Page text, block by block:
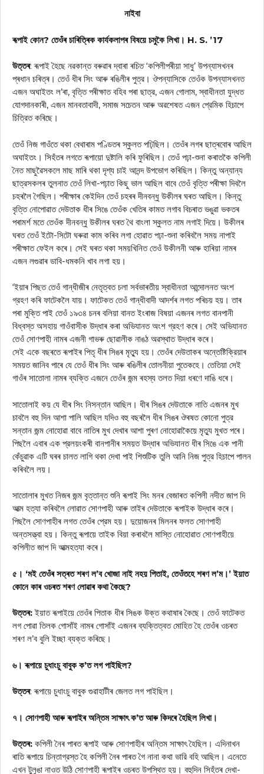
নাইবা
ৰূপাই কোন? তেওঁৰ চাৰিত্ৰিক কাৰ্যকলাপৰ বিষয়ে চমুকৈ লিখা। H. S. ’17
উত্তৰ: ৰূপাই হৈছে নৱকান্ত বৰুৱাৰ দ্বাৰা ৰচিত ‘কপিলীপৰীয়া সাধু’ উপন্যাসখনৰ
প্ৰধান চৰিত্ৰ। তেওঁ ধীৰ সিং আৰু ৰঙিলীৰ পুত্র। ঔপন্যাসিকে তেওঁক উপন্যাসখনত
এজন অঘাইতং ল’ৰা, বৃত্তি পৰীক্ষাত বহিব পৰা ছাত্র, এজন গোলাম, স্বাধীনতা যুদ্ধত
যোগদানকাৰী, এজন মানবতাবাদী, সমাজ সচেতন আৰু অৱশেষত এজন প্রেমিক হিচাপে
চিত্রিত কৰিছে।
তেওঁ নিজ গাওঁতে থকা বেথাৰাম পণ্ডিতৰ স্কুলত পঢ়িছিল। তেওঁৰ লগৰ ছাত্ৰবোৰ আছিল
অঘাইতং। সিহঁতৰ লগতে ৰূপায়ো দুষ্টালি কৰি ফুৰিছিল। তেওঁ পঢ়া-শুনা কৰাতকৈ কপিলী
নৈত মাছুৱৈসকলে মাছ মাৰি থকা দৃশ্য চাই আনন্দ উপভোগ কৰিছিল। কিন্তু অন্যান্য
ছাত্রসকলৰ তুলনাত তেওঁ লিখা-পঢ়াত কিছু ভাল আছিল বাবে তেওঁ বৃত্তি পৰীক্ষা দিবলৈ
চহৰলৈ গৈছিল। পৰীক্ষাৰ কেইদিন তেওঁ চহৰৰ দীনবন্ধু উকীলৰ ঘৰত আছিল। কিন্তু
বৃত্তি নোপোৱাত দেউতাক ধীৰ সিঙে তেওঁক খেতিৰ কামত লগাব বিচৰাত ভঙুৱা ভকতৰ
পৰামৰ্শ মতে তেওঁক দীনবন্ধু উকীলৰ ঘৰত থৈ বাংলা স্কুলত নাম লগাই দিয়ে। উকীলৰ
ঘৰত তেওঁ ইটো-সিটো ঘৰুৱা কাম কৰিব লগা হোৱাত পঢ়া-শুনা কৰিবলৈ সময় নাপাই
পৰীক্ষাত ফেইল কৰে। সেই ঘৰত থকা সময়খিনিত তেওঁ উকীলনী আৰু হাৰিয়া নামৰ
এজন লগুৱাৰ ডাবি-ধমকনি খাব লগা হয়।
‘ইয়াৰ পিছত তেওঁ গান্ধীজীৰ নেতৃত্বত চলা সৰ্বভাৰতীয় স্বাধীনতা আন্দোলনত অংশ
গ্রহণ কৰি ফাটেকলৈ যায়। ফাটেকত তেওঁ গান্ধীবাদী আদৰ্শৰ লগত পৰিচয় হয়। তাৰ
পৰা মুক্তি পাই তেওঁ ১৯৩৪ চনৰ বলিয়া বানত ইংৰাজ বিষয়া এজনৰ লগত বানপানী
বিধ্বস্ত অসহায় গাওঁবাসীক উদ্ধাৰ কৰা অভিযানত অংশ গ্রহণ কৰে। সেই অভিযানত
তেওঁ সোণপাহী নামৰ এজনী গাভৰু ছোৱালীক নাঙঠ অৱস্থাত উদ্ধাৰ কৰে।
সেই একে বছৰতে ৰূপাইৰ পিতৃ ধীৰ সিঙৰ মৃত্যু হয়। তেওঁৰ দেউতাকৰ অন্তেষ্টিক্রিয়াৰ
সময়ত জানিব পাৰে যে তেওঁ ধীৰ সিং আৰু ৰঙিলীৰ তোলনীয়া পুতেকহে। তেতিয়া সেই
গাওঁৰ সাতোলা নামৰ ব্যক্তি এজনে তেওঁৰ জন্ম ৰহস্য তলত দিয়া ধৰণে দাঙি ধৰে।
সাতোলাই কয় যে ধীৰ সিং নিসন্তান আছিল। ধীৰ সিঙৰ দেউতাকে নাতি এজনৰ মুখ
চাবলৈ বহু দিন আশা পালি আছিল যদিও বহু বছৰলৈ ধীৰ সিঙৰ ঔৰষত কোনো পুত্র
সন্তান জন্ম নোহোৱা বাবে নাতিৰ মুখ দেখাৰ আশা পুৰণ নোহোৱাকৈয়ে মৃত্যু মুখত পৰে।
পিছলৈ এবাৰ এক প্রলয়ংকৰী বানপানীৰ সময়ত উদ্ধাৰ অভিযানত ধীৰ সিঙে এক পানী
কেঁচুৱাক এটি ঘৰৰ চালত লাগি থকা দেখা পাই শিশুটিক তুলি আনি নিজ পুত্র হিচাপে পালন
কৰিবলৈ লয়।
সাতোলাৰ মুখত নিজৰ জন্ম বৃত্তান্ত শুনি ৰূপাই সিং মনৰ বেজাৰত কপিলী নদীত জাপ দি
আত্ম হত্যা কৰিবলৈ লোৱাত সোণপাহী আৰু তাইৰ দেউতাকে ৰূপাইক উদ্ধাৰ কৰে।
পিছলৈ সোণপাহীৰ লগত তেওঁৰ প্রেম হয়। দুয়োজনৰ মিলনৰ ফলত সোণপাহী
অন্তসত্ত্বা হয়। কিন্তু ৰূপায়ে তাইক বিয়া কৰাবলৈ মাস্তি নোহোৱাত সোণপাহীয়ে
কপিলীত জাপ দি আত্মহত্যা কৰে।
৫। ‘মই তেওঁৰ সত্ৰত শৰণ ল’ব খোজা নাই নহয় পিতাই, তেওঁতহে শৰণ ল’ম।’ ইয়াত
কোনে কাৰ ওচৰত শৰণ লোৱাৰ কথা কৈছে?
উত্তৰ:ইয়াত ৰূপাইয়ে তেওঁৰ পিতাক ধীৰ সিঙক উক্ত কথাষাৰ কৈছে। তেওঁ ফাটেকত
লগ পোৱা তিলক গোসাঁই নামৰ গোসাঁই এজনৰ ব্যক্তিত্বত মোহিত হৈ তেওঁৰ ওচৰত
শৰণ ল’ব বুলি ইচ্ছা ব্যক্ত কৰিছে।
৬। ৰূপায়ে চুধাংচু বাবুক ক’ত লগ পাইছিল?
উত্তৰ: ৰূপায়ে চুধাংচু বাবুক গুৱাহাটীৰ জেলত লগ পাইছিল।
৭। সোণপাহী আৰু ৰূপাইৰ অন্তিম সাক্ষাৎ ক’ত আৰু কিদৰে হৈছিল লিখা।
উত্তৰ: কপিলী নৈৰ পাৰত ৰূপাই আৰু সোণপাহীৰ অন্তিম সাক্ষাৎ হৈছিল। এদিনাখন
ৰাতি ৰূপায়ে চিন্তাগ্রস্ত হৈ কপিলী নৈৰ পাৰত গৈ নানা কথা ভারি বহি আছিল। এনেতে
এখন টুলুঙা নাওত উঠি সোণপাহী ৰূপাইৰ ওচৰত উপস্থিত হয়। বহুদিন সিহঁতৰ দেখা-